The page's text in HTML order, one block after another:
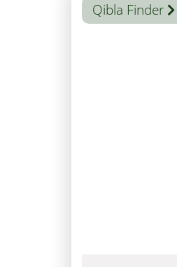
Qibla Finder